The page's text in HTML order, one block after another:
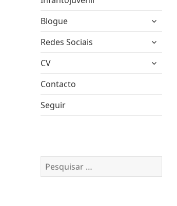
Blogue
expandir
Redes Sociais
expandir
CV
expandir
Contacto
Seguir
Pesquisar
por: